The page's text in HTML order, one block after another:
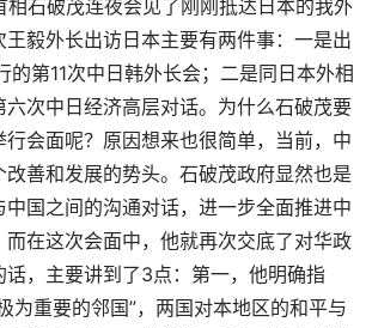
相石破茂连夜会见了刚刚抵达日本的我外
王毅外长出访日本主要有两件事：一是出
的第11次中日韩外长会；二是同日本外相
六次中日经济高层对话。为什么石破茂要
行会面呢？原因想来也很简单，当前，中
改善和发展的势头。石破茂政府显然也是
国之间的沟通对话，进一步全面推进中
而在这次会面中，他就再次交底了对华政
话，主要讲到了3点：第一，他明确指
为重要的邻国”，两国对本地区的和平与